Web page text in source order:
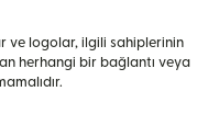
ve logolar, ilgili sahiplerinin
herhangi bir bağlantı veya